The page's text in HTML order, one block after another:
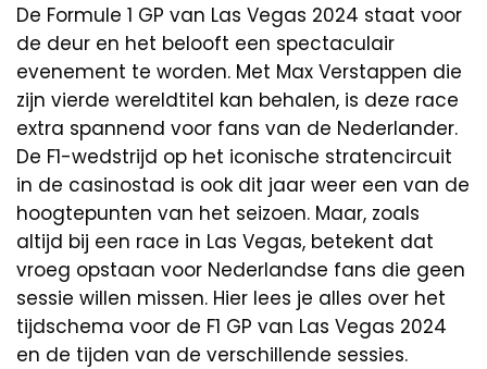
De Formule 1 GP van Las Vegas 2024 staat voor
de deur en het belooft een spectaculair
evenement te worden. Met Max Verstappen die
zijn vierde wereldtitel kan behalen, is deze race
extra spannend voor fans van de Nederlander.
De F1-wedstrijd op het iconische stratencircuit
in de casinostad is ook dit jaar weer een van de
hoogtepunten van het seizoen. Maar, zoals
altijd bij een race in Las Vegas, betekent dat
vroeg opstaan voor Nederlandse fans die geen
sessie willen missen. Hier lees je alles over het
tijdschema voor de F1 GP van Las Vegas 2024
en de tijden van de verschillende sessies.